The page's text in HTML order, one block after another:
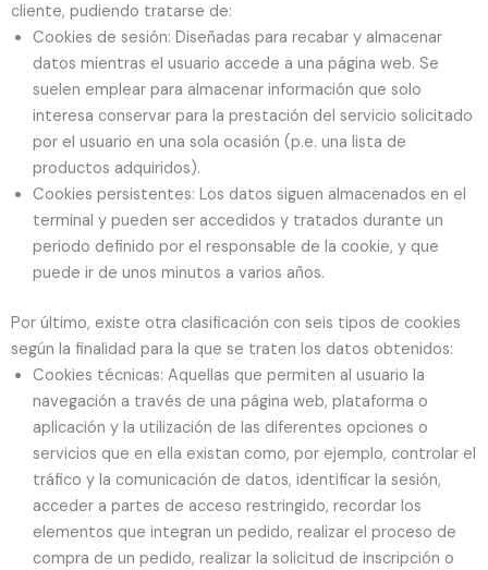
cliente, pudiendo tratarse de:
Cookies de sesión: Diseñadas para recabar y almacenar
datos mientras el usuario accede a una página web. Se
suelen emplear para almacenar información que solo
interesa conservar para la prestación del servicio solicitado
por el usuario en una sola ocasión (p.e. una lista de
productos adquiridos).
Cookies persistentes: Los datos siguen almacenados en el
terminal y pueden ser accedidos y tratados durante un
periodo definido por el responsable de la cookie, y que
puede ir de unos minutos a varios años.
Por último, existe otra clasificación con seis tipos de cookies
según la finalidad para la que se traten los datos obtenidos:
Cookies técnicas: Aquellas que permiten al usuario la
navegación a través de una página web, plataforma o
aplicación y la utilización de las diferentes opciones o
servicios que en ella existan como, por ejemplo, controlar el
tráfico y la comunicación de datos, identificar la sesión,
acceder a partes de acceso restringido, recordar los
elementos que integran un pedido, realizar el proceso de
compra de un pedido, realizar la solicitud de inscripción o